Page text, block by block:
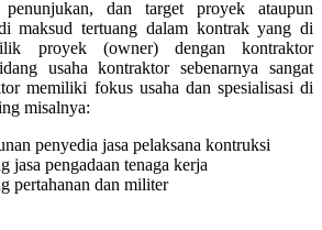
penunjukan, dan target proyek ataupun
maksud tertuang dalam kontrak yang di
proyek (owner) dengan kontraktor
usaha kontraktor sebenarnya sangat
memiliki fokus usaha dan spesialisasi di
misalnya:
penyedia jasa pelaksana kontruksi
jasa pengadaan tenaga kerja
pertahanan dan militer